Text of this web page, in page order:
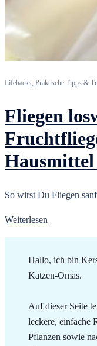
Lifehacks, Praktische Tipps &
Fliegen
Hausmittel
So wirst Du Fliegen
Weiterlesen
Hallo, ich bin
Katzen-Omas.
Auf dieser Seite
leckere, einfache
Pflanzen sowie